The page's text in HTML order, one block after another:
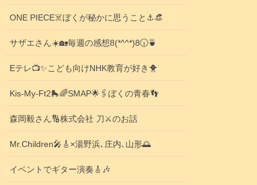
ONE PIECE☠️ぼくが秘かに思うこと⚓️👒
サザエさん☀️🏡毎週の感想8(*^^*)8🕡️🍵
Eテレ📺️✨こども向けNHK教育が好き🐥
Kis-My-Ft2🛼🌈SMAP🌟🖇️ぼくの青春👣
森岡毅さん🔢株式会社 刀⚔️のお話
Mr.Children🎤🎸×湯野浜､庄内､山形🌅
イベントでギター演奏🎸🎶